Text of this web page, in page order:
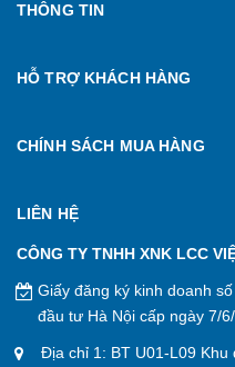
THÔNG TIN
HỖ TRỢ KHÁCH HÀNG
CHÍNH SÁCH MUA HÀNG
LIÊN HỆ
CÔNG TY TNHH XNK LCC
Giấy đăng ký kinh doanh
đầu tư Hà Nội cấp ngày 7/
Địa chỉ 1: BT U01-L09